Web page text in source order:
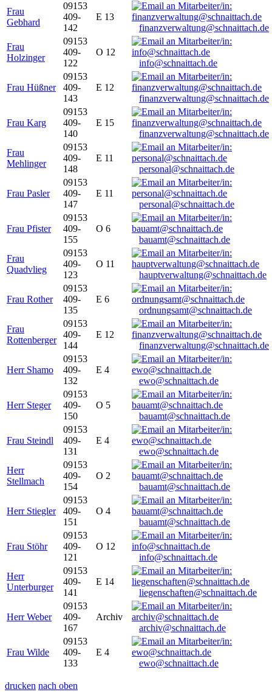
Frau
Gebhard
09153
409-
142
E 13
finanzverwaltung@schnaittach.de
Frau
Holzinger
09153
409-
122
O 12
info@schnaittach.de
Frau Hüßner
09153
409-
143
E 12
finanzverwaltung@schnaittach.de
Frau Karg
09153
409-
140
E 15
finanzverwaltung@schnaittach.de
Frau
Mehlinger
09153
409-
148
E 11
personal@schnaittach.de
Frau Pasler
09153
409-
147
E 11
personal@schnaittach.de
Frau Pfister
09153
409-
155
O 6
bauamt@schnaittach.de
Frau
Quadvlieg
09153
409-
123
O 11
hauptverwaltung@schnaittach.de
Frau Rother
09153
409-
135
E 6
ordnungsamt@schnaittach.de
Frau
Rottenberger
09153
409-
144
E 12
finanzverwaltung@schnaittach.de
Herr Shamo
09153
409-
132
E 4
ewo@schnaittach.de
Herr Steger
09153
409-
150
O 5
bauamt@schnaittach.de
Frau Steindl
09153
409-
131
E 4
ewo@schnaittach.de
Herr
Stellmach
09153
409-
154
O 2
bauamt@schnaittach.de
Herr Stiegler
09153
409-
151
O 4
bauamt@schnaittach.de
Frau Stöhr
09153
409-
121
O 12
info@schnaittach.de
Herr
Unterburger
09153
409-
141
E 14
liegenschaften@schnaittach.de
Herr Weber
09153
409-
167
Archiv
archiv@schnaittach.de
Frau Wilde
09153
409-
133
E 4
ewo@schnaittach.de
drucken nach oben